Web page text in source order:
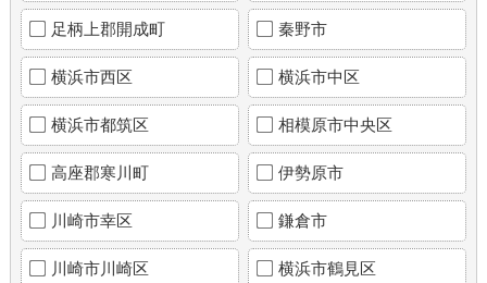
足柄上郡開成町 秦野市
横浜市西区 横浜市中区
横浜市都筑区 相模原市中央区
高座郡寒川町 伊勢原市
川崎市幸区 鎌倉市
川崎市川崎区 横浜市鶴見区